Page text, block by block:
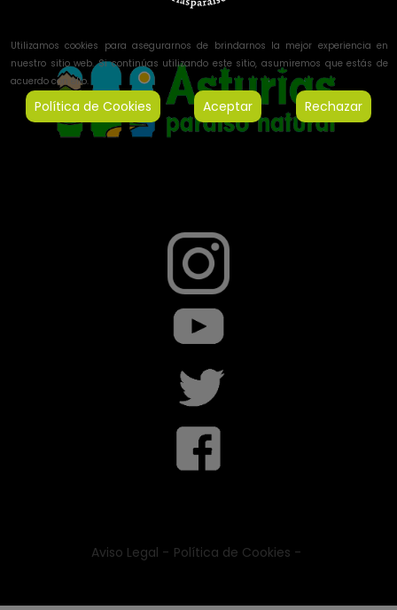
Aviso Legal - Política de Cookies -
Utilizamos cookies para asegurarnos de brindarnos la mejor experiencia en
nuestro sitio web. Si continúas utilizando este sitio, asumiremos que estás de
acuerdo con ello.
Política de Cookies Aceptar Rechazar